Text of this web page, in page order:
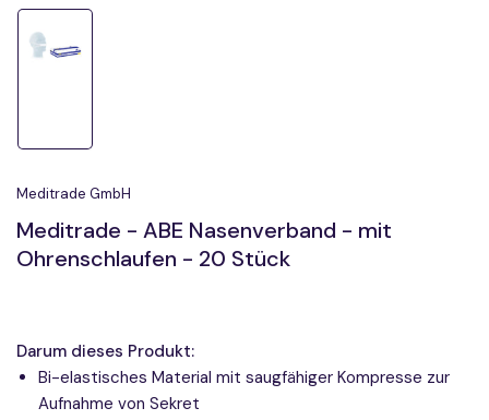
Meditrade GmbH
Meditrade - ABE Nasenverband - mit
Ohrenschlaufen - 20 Stück
Darum dieses Produkt:
Bi-elastisches Material mit saugfähiger Kompresse zur
Aufnahme von Sekret